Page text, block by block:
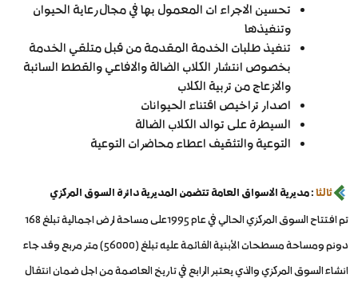
تحسين الاجراء ات المعمول بها في مجال رعاية الحيوان
وتنفيذها
تنفيذ طلبات الخدمة المقدمة من قبل متلقي الخدمة
بخصوص انتشار الكلاب الضالة والافاعي والقطط السائبة
والازعاج من تربية الكلاب
اصدار تراخيص اقتناء الحيوانات
السيطرة على توالد الكلاب الضالة
التوعية والتثقيف اعطاء محاضرات التوعية
ثالثا: مديرية الاسواق العامة تتضمن المديرية دائرة السوق المركزي
تم افتتاح السوق المركزي الحالي في عام 1995على مساحة ارض اجمالية تبلغ 168
دونم ومساحة مسطحات الأبنية القائمة عليه تبلغ (56000) متر مربع وقد جاء
انشاء السوق المركزي والذي يعتبر الرابع في تاريخ العاصمة من اجل ضمان انتقال